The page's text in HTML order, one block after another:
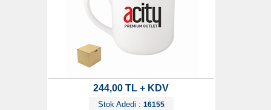
244,00 TL + KDV
Stok Adedi : 16155